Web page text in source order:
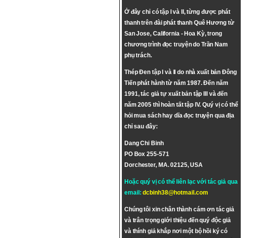
Ở đây chỉ có tập I và II, từng được phát
thanh trên đài phát thanh Quê Hương từ
San Jose, California - Hoa Kỳ, trong
chương trình đọc truyện do Trần Nam
phụ trách.
Thép Đen tập I và II do nhà xuất bản Đông
Tiến phát hành từ năm 1987. Đến năm
1991, tác giả tự xuất bản tập III và đến
năm 2005 thì hoàn tất tập IV. Quý vị có thể
hỏi mua sách hay dĩa đọc truyện qua địa
chỉ sau đây:
Dang Chi Binh
PO Box 255-571
Dorchester, MA. 02125, USA
Hoặc quý vị có thể liên lạc với tác giả qua
email:dcbinh38@hotmail.com
Chúng tôi xin chân thành cám ơn tác giả
và trân trọng giới thiệu đến quý độc giả
và thính giả khắp nơi một bộ hồi ký có